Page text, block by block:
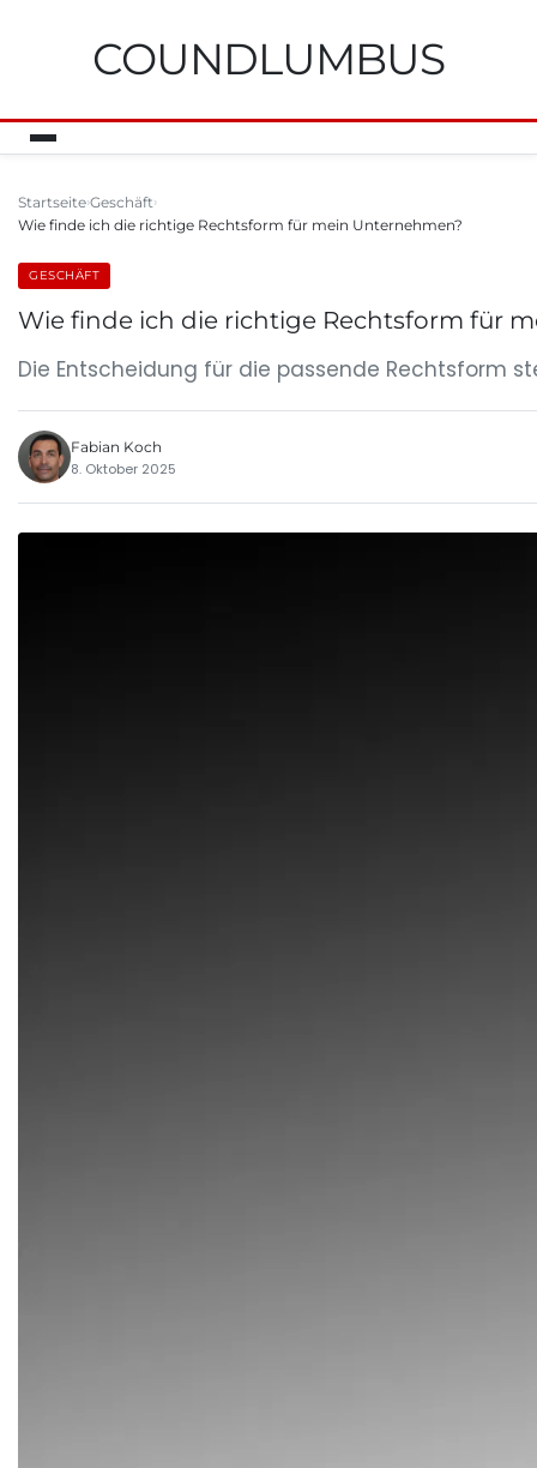
COUNDLUMBUS
Startseite Geschäft
Wie finde ich die richtige Rechtsform für mein Unternehmen?
GESCHÄFT
Wie finde ich die richtige Rechtsform für
Die Entscheidung für die passende Rechtsform
Fabian Koch
8. Oktober 2025